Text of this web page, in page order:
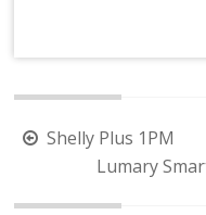
Shelly Plus 1PM
Lumary